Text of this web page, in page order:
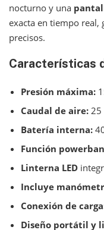
nocturno y una
exacta en tiempo real,
precisos.
Características
Presión máxima:
Caudal de aire:
Batería interna:
Función
Linterna LED
Incluye
Conexión de
Diseño portátil y